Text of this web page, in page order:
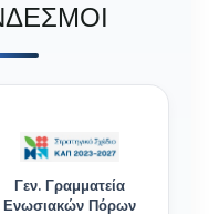
Γεν. Γραμματεία
Ενωσιακών Πόρων